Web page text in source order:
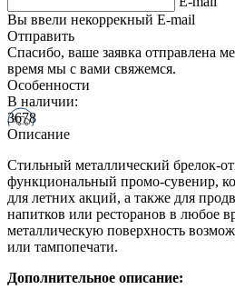
Вы ввели некоррекный E-mail
Отправить
Спасибо, ваше заявка отправлена
время мы с вами свяжемся.
Особенности
В наличии:
3678
Описание
Стильный металлический брелок-
функциональный промо-сувенир,
для летних акций, а также для
напитков или ресторанов в любое
металлическую поверхность
или тампопечати.
Дополнительное описание: